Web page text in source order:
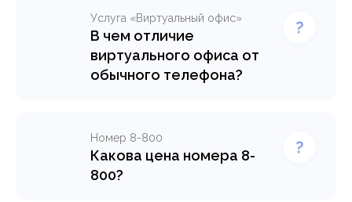
Услуга «Виртуальный офис»
В чем отличие
виртуального офиса от
обычного телефона?
Номер 8-800
Какова цена номера 8-
800?